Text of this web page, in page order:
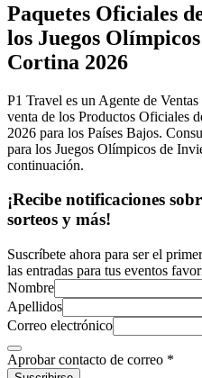
Paquetes Oficiales
los Juegos
Cortina 2026
P1 Travel es un Agente de
venta de los Productos Oficiales
2026 para los Países Bajos.
para los Juegos Olímpicos de
continuación.
¡Recibe notificaciones
sorteos y más!
Suscríbete ahora para ser el
las entradas para tus eventos
Nombre
Apellidos
Correo electrónico
Aprobar contacto de correo *